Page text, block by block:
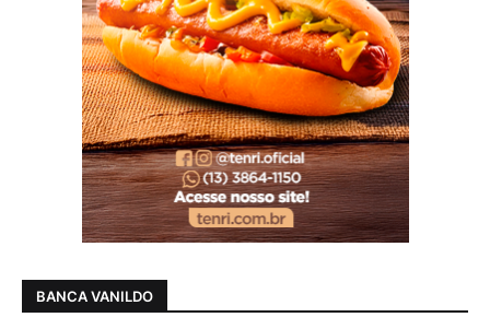
BANCA VANILDO